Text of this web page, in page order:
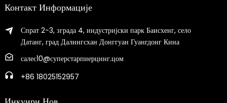
Контакт Информације
Спрат 2-3, зграда 4, индустријски парк Баисхенг, село
Датанг, град Далингсхан Донггуан Гуангдонг Кина
салес10@суперстарпиерцинг.цом
+86 18025152957